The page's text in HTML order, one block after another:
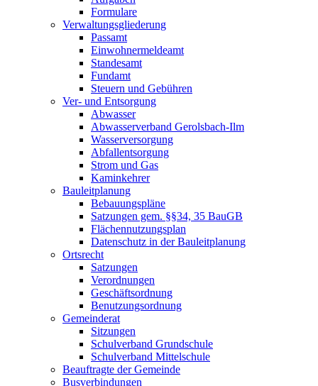
Formulare
Verwaltungsgliederung
Passamt
Einwohnermeldeamt
Standesamt
Fundamt
Steuern und Gebühren
Ver- und Entsorgung
Abwasser
Abwasserverband Gerolsbach-Ilm
Wasserversorgung
Abfallentsorgung
Strom und Gas
Kaminkehrer
Bauleitplanung
Bebauungspläne
Satzungen gem. §§34, 35 BauGB
Flächennutzungsplan
Datenschutz in der Bauleitplanung
Ortsrecht
Satzungen
Verordnungen
Geschäftsordnung
Benutzungsordnung
Gemeinderat
Sitzungen
Schulverband Grundschule
Schulverband Mittelschule
Beauftragte der Gemeinde
Busverbindungen